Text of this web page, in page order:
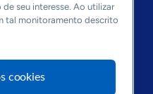
seu interesse. Ao utilizar
tal monitoramento descrito
cookies